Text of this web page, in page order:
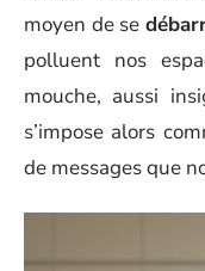
moyen de se
polluent nos
mouche, aussi
s’impose alors
de messages que